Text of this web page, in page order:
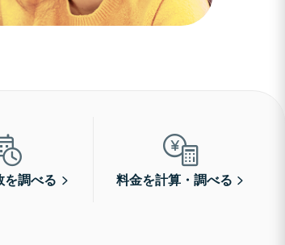
を調べる 料金を計算・調べる